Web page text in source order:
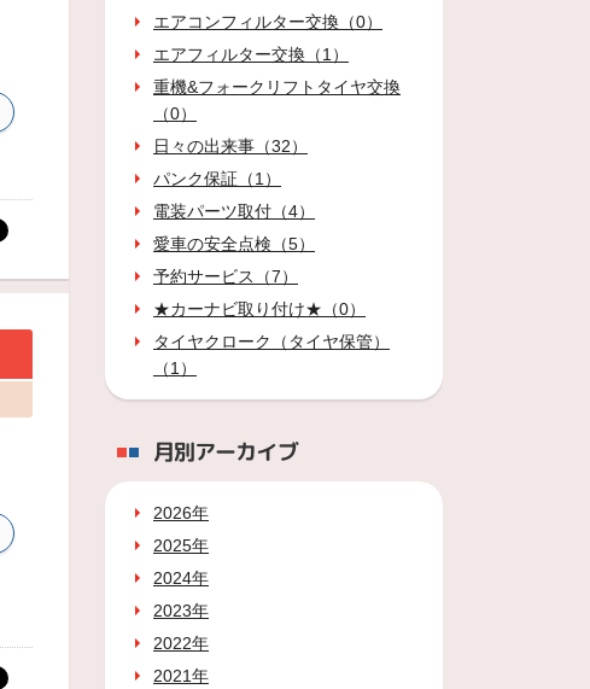
エアコンフィルター交換（0）
エアフィルター交換（1）
重機&フォークリフトタイヤ交換
（0）
日々の出来事（32）
パンク保証（1）
電装パーツ取付（4）
愛車の安全点検（5）
予約サービス（7）
★カーナビ取り付け★（0）
タイヤクローク（タイヤ保管）
（1）
月別アーカイブ
2026年
2025年
2024年
2023年
2022年
2021年